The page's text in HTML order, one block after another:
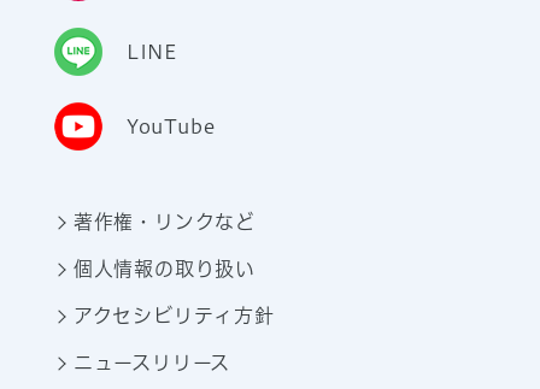
LINE
YouTube
著作権・リンクなど
個人情報の取り扱い
アクセシビリティ方針
ニュースリリース